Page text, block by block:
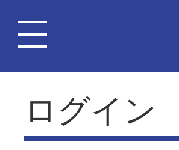
ログイン